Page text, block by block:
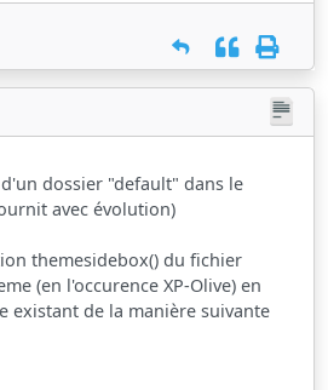
dossier "default" dans le
avec évolution)
themesidebox() du fichier
(en l'occurence XP-Olive) en
existant de la manière suivante